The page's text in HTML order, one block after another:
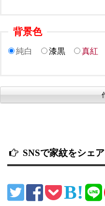
背景色
純白 漆黒 真紅
SNSで家紋をシェア